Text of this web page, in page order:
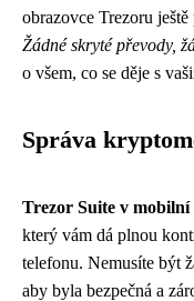
obrazovce Trezoru
Žádné skryté převody,
o všem, co se děje s
Správa
Trezor Suite v
který vám dá plnou
telefonu. Nemusíte být
aby byla bezpečná a